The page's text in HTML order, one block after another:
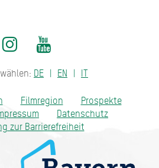
DE EN IT
Filmregion
Prospekte
Datenschutz
zur Barrierefreiheit